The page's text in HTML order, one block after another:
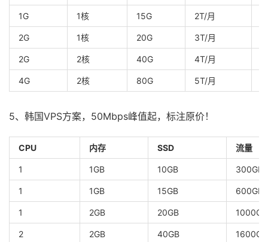
1G 1核 15G 2T/月
2G 1核 20G 3T/月
2G 2核 40G 4T/月
4G 2核 80G 5T/月
5、韩国VPS方案，50Mbps峰值起，标注原价！
CPU 内存 SSD 流量
1 1GB 10GB 300GB
1 1GB 15GB 600GB
1 2GB 20GB 1000GB
2 2GB 40GB 1600GB